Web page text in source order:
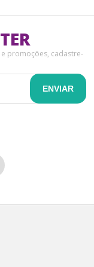
promoções, cadastre-
ENVIAR